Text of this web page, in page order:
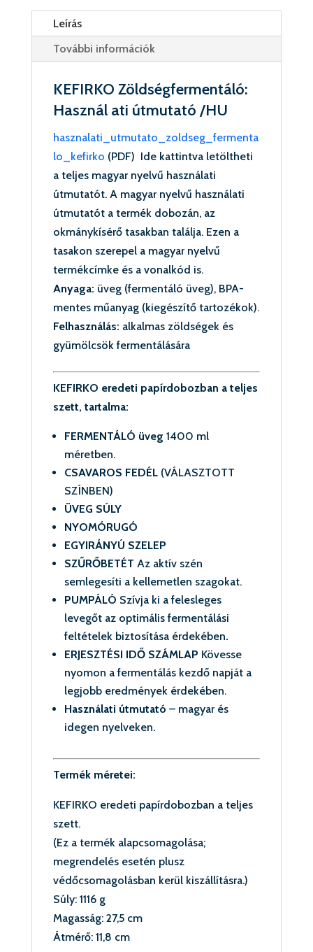
és
Gyümölcs
fermentálás)
mennyiség
Leírás
További információk
KEFIRKO Zöldségfermentáló:
Használ ati útmutató /HU
hasznalati_utmutato_zoldseg_fermenta
lo_kefirko (PDF) Ide kattintva letöltheti
a teljes magyar nyelvű használati
útmutatót. A magyar nyelvű használati
útmutatót a termék dobozán, az
okmánykísérő tasakban találja. Ezen a
tasakon szerepel a magyar nyelvű
termékcímke és a vonalkód is.
Anyaga: üveg (fermentáló üveg), BPA-
mentes műanyag (kiegészítő tartozékok).
Felhasználás: alkalmas zöldségek és
gyümölcsök fermentálására
KEFIRKO eredeti papírdobozban a teljes
szett, tartalma:
FERMENTÁLÓ üveg 1400 ml
méretben.
CSAVAROS FEDÉL (VÁLASZTOTT
SZÍNBEN)
ÜVEG SÚLY
NYOMÓRUGÓ
EGYIRÁNYÚ SZELEP
SZŰRŐBETÉT Az aktív szén
semlegesíti a kellemetlen szagokat.
PUMPÁLÓ Szívja ki a felesleges
levegőt az optimális fermentálási
feltételek biztosítása érdekében.
ERJESZTÉSI IDŐ SZÁMLAP Kövesse
nyomon a fermentálás kezdő napját a
legjobb eredmények érdekében.
Használati útmutató – magyar és
idegen nyelveken.
Termék méretei:
KEFIRKO eredeti papírdobozban a teljes
szett.
(Ez a termék alapcsomagolása;
megrendelés esetén plusz
védőcsomagolásban kerül kiszállításra.)
Súly: 1116 g
Magasság: 27,5 cm
Átmérő: 11,8 cm